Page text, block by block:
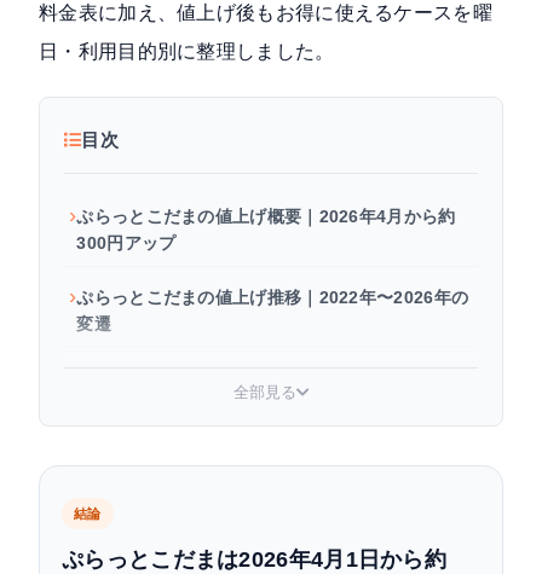
料金表に加え、値上げ後もお得に使えるケースを曜
日・利用目的別に整理しました。
目次
ぷらっとこだまの値上げ概要｜2026年4月から約
300円アップ
ぷらっとこだまの値上げ推移｜2022年〜2026年の
変遷
値上げの理由｜クーポン導入と需要調整の背景
全部見る
結論
ぷらっとこだまは2026年4月1日から約